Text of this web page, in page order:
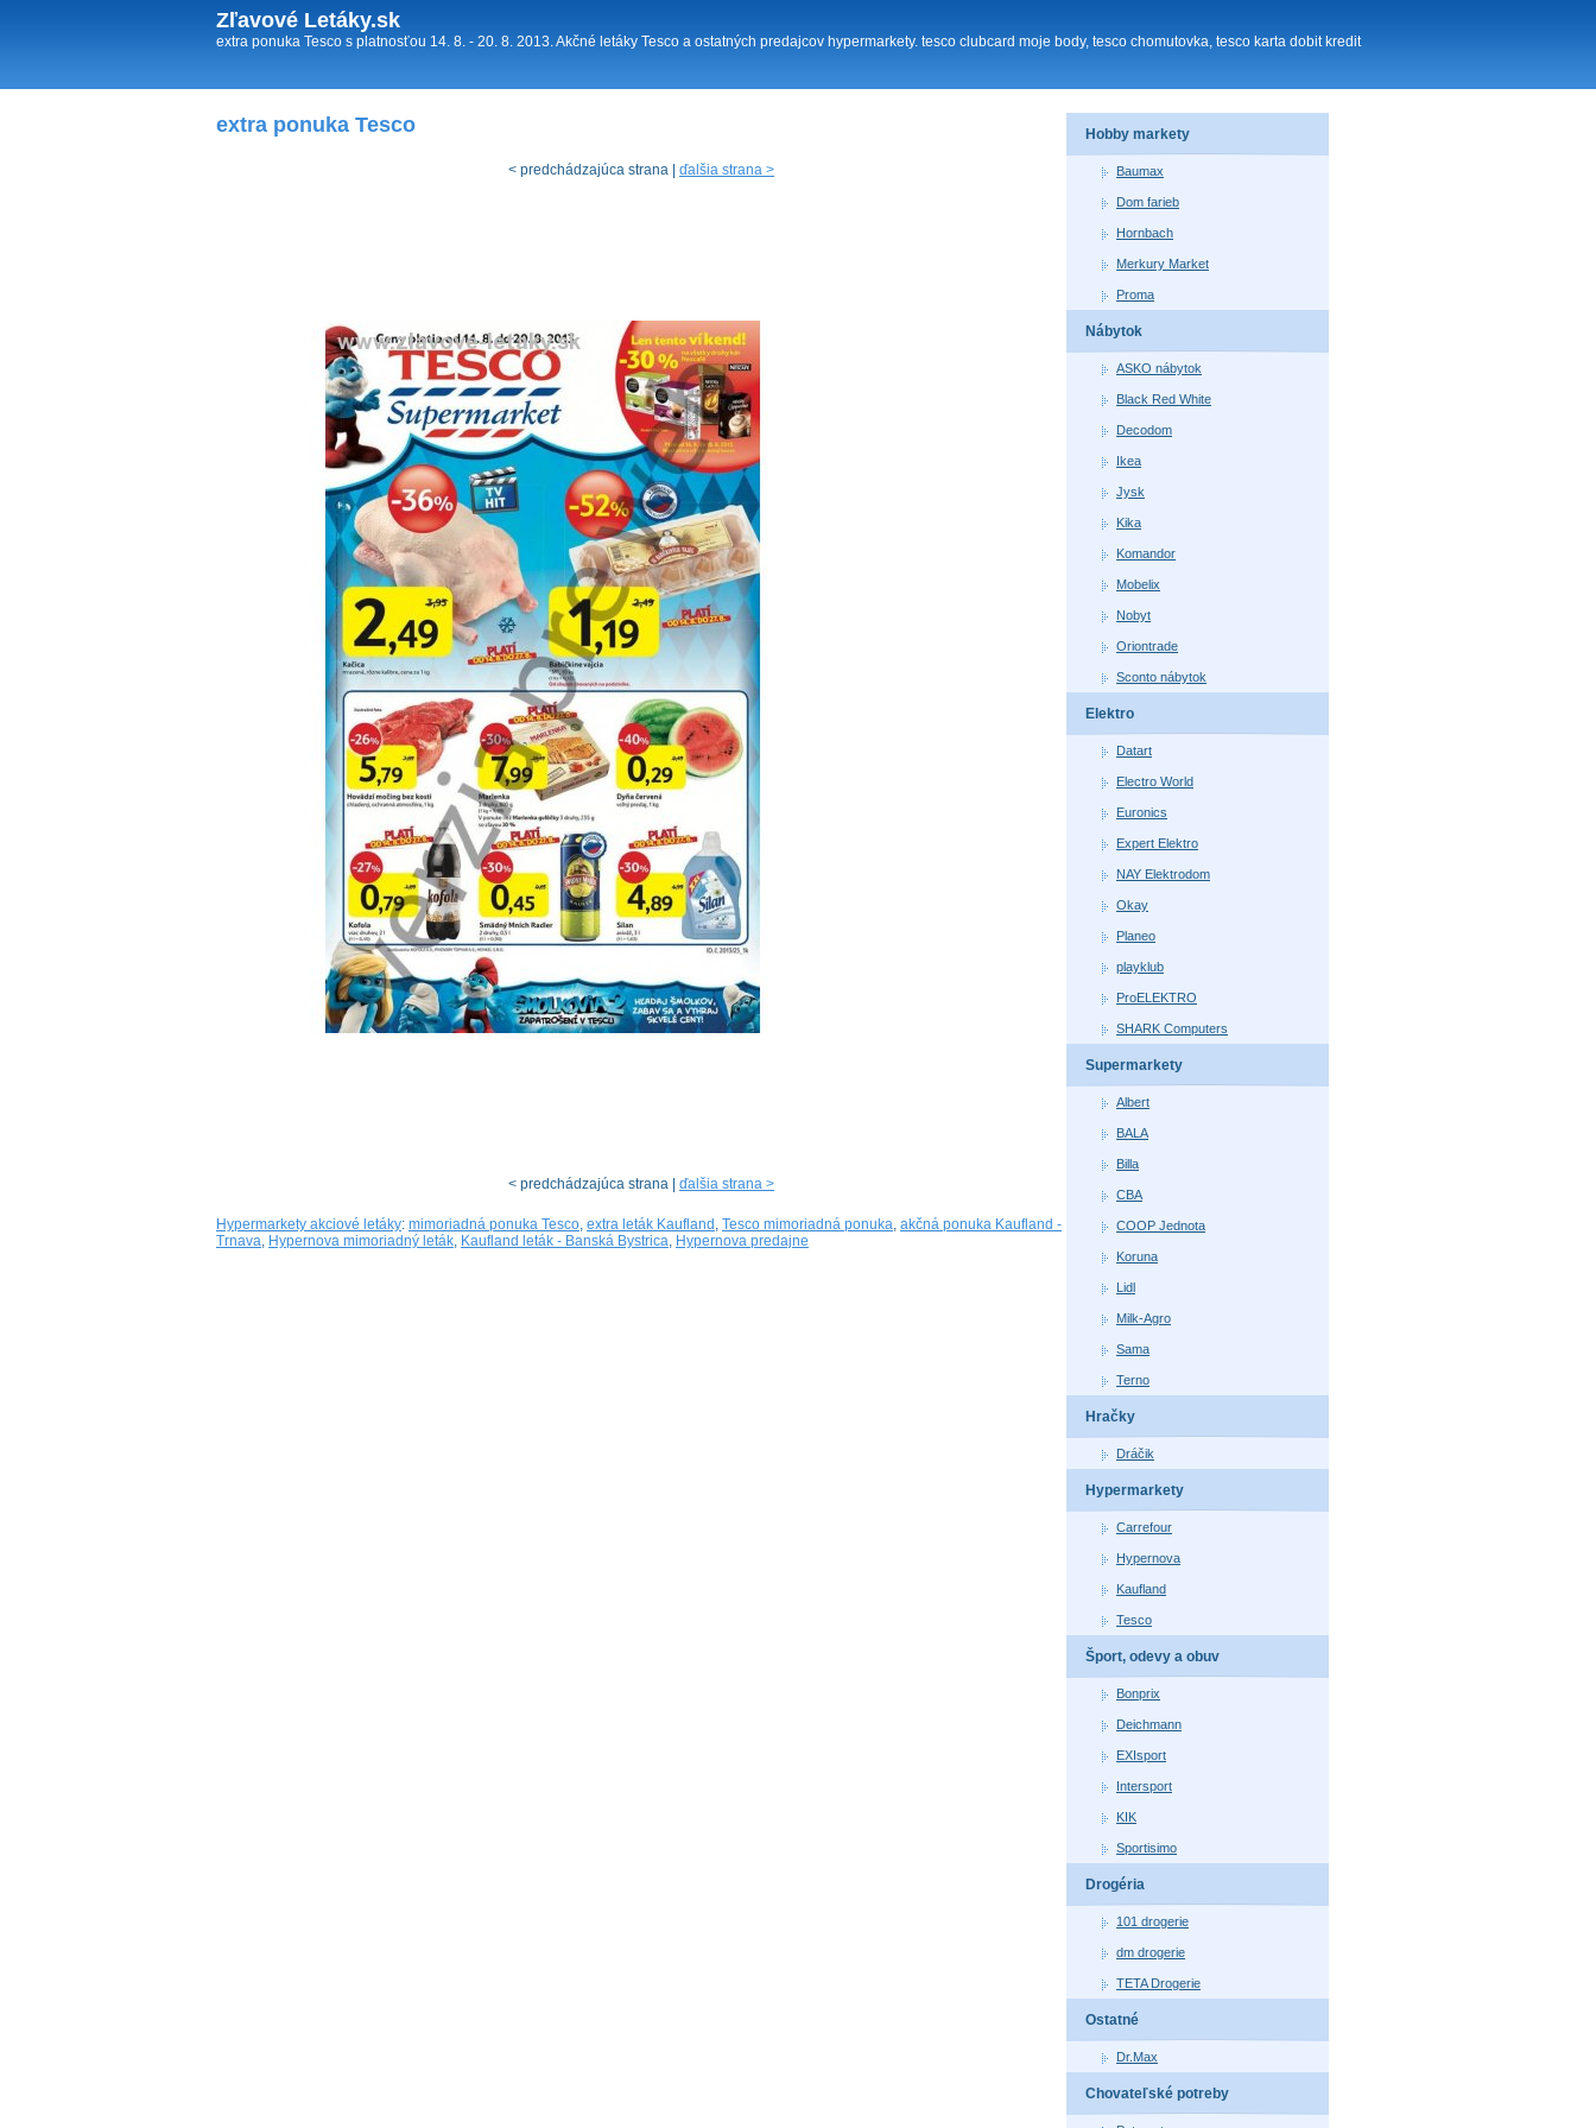
Zľavové Letáky.sk
extra ponuka Tesco s platnosťou 14. 8. - 20. 8. 2013. Akčné letáky Tesco a ostatných predajcov hypermarkety. tesco clubcard moje body, tesco chomutovka, tesco karta dobit kredit
extra ponuka Tesco
< predchádzajúca strana | ďalšia strana >
< predchádzajúca strana | ďalšia strana >
Hypermarkety akciové letáky: mimoriadná ponuka Tesco, extra leták Kaufland , Tesco mimoriadná ponuka, akčná ponuka Kaufland -
Trnava, Hypernova mimoriadný leták, Kaufland leták - Banská Bystrica, Hypernova predajne
Hobby markety
Baumax
Dom farieb
Hornbach
Merkury Market
Proma
Nábytok
ASKO nábytok
Black Red White
Decodom
Ikea
Jysk
Kika
Komandor
Mobelix
Nobyt
Oriontrade
Sconto nábytok
Elektro
Datart
Electro World
Euronics
Expert Elektro
NAY Elektrodom
Okay
Planeo
playklub
ProELEKTRO
SHARK Computers
Supermarkety
Albert
BALA
Billa
CBA
COOP Jednota
Koruna
Lidl
Milk-Agro
Sama
Terno
Hračky
Dráčik
Hypermarkety
Carrefour
Hypernova
Kaufland
Tesco
Šport, odevy a obuv
Bonprix
Deichmann
EXIsport
Intersport
KIK
Sportisimo
Drogéria
101 drogerie
dm drogerie
TETA Drogerie
Ostatné
Dr.Max
Chovateľské potreby